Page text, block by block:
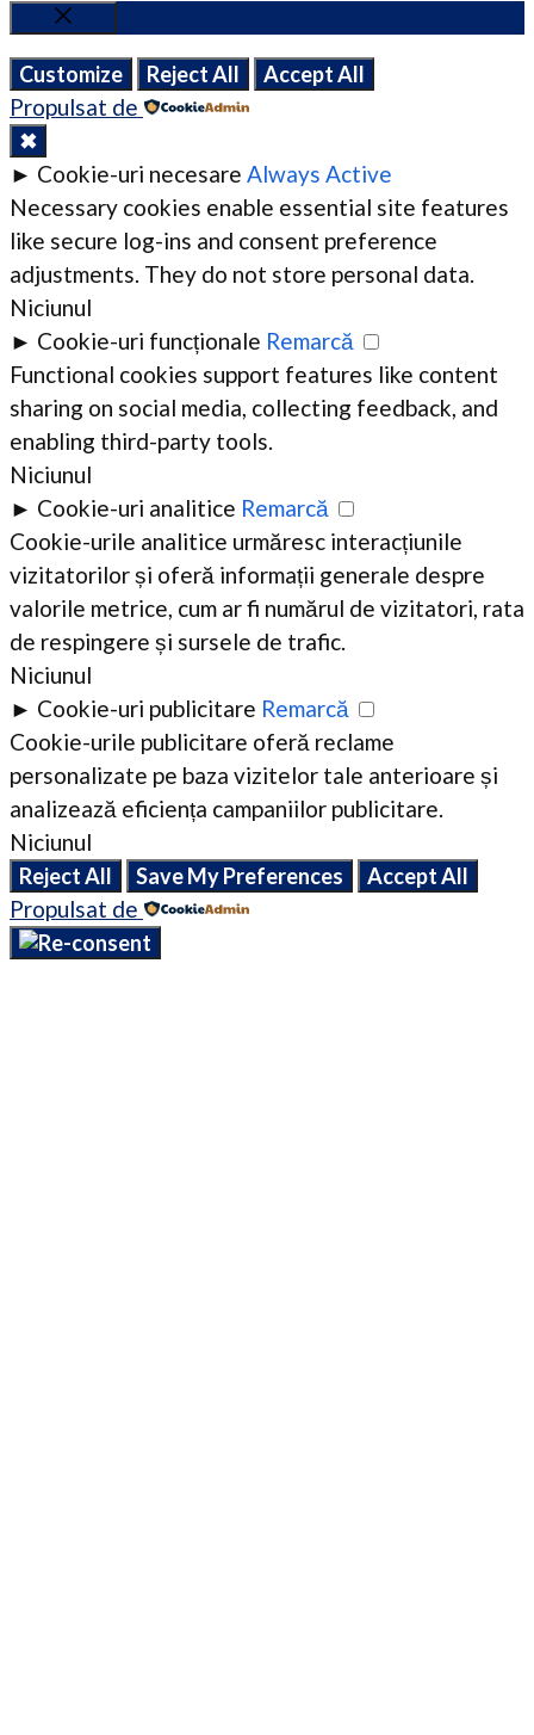
Close
Customize
Reject All Accept All
Propulsat de
✖
► Cookie-uri necesare Always Active
Necessary cookies enable essential site features
like secure log-ins and consent preference
adjustments. They do not store personal data.
Niciunul
► Cookie-uri funcționale Remarcă
Functional cookies support features like content
sharing on social media, collecting feedback, and
enabling third-party tools.
Niciunul
► Cookie-uri analitice Remarcă
Cookie-urile analitice urmăresc interacțiunile
vizitatorilor și oferă informații generale despre
valorile metrice, cum ar fi numărul de vizitatori, rata
de respingere și sursele de trafic.
Niciunul
► Cookie-uri publicitare Remarcă
Cookie-urile publicitare oferă reclame
personalizate pe baza vizitelor tale anterioare și
analizează eficiența campaniilor publicitare.
Niciunul
Reject All Save My Preferences Accept All
Propulsat de